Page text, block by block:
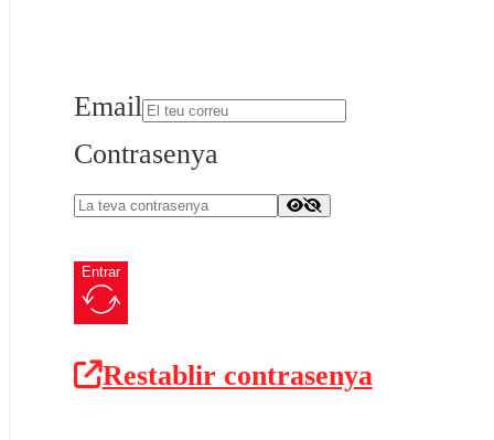
Email
Contrasenya
Entrar
Restablir contrasenya